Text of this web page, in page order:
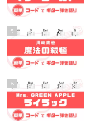
5
6